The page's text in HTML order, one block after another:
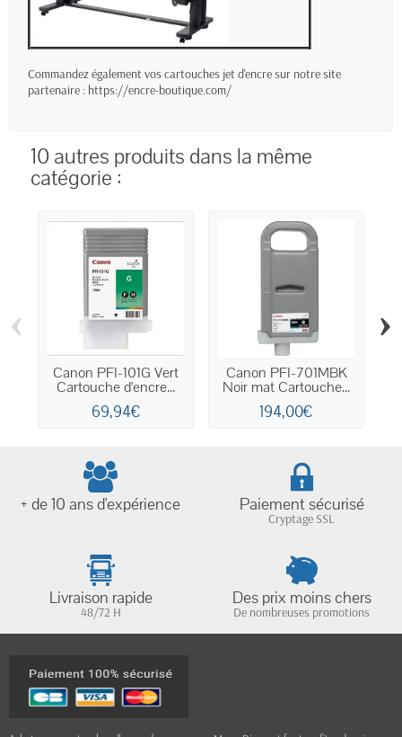
Commandez également vos cartouches jet d'encre sur notre site
partenaire : https://encre-boutique.com/
10 autres produits dans la même
catégorie :
Canon PFI-101G Vert
Cartouche d'encre...
69,94€
Canon PFI-701MBK
Noir mat Cartouche...
194,00€
‹ ›
+ de 10 ans d'expérience Paiement sécurisé
Cryptage SSL
Livraison rapide
48/72 H
Des prix moins chers
De nombreuses promotions